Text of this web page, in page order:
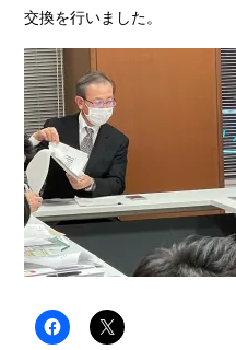
交換を行いました。